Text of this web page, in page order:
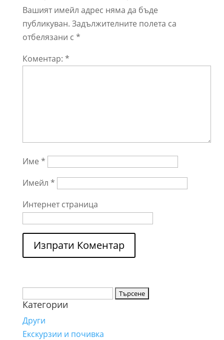
Вашият имейл адрес няма да бъде
публикуван. Задължителните полета са
отбелязани с *
Коментар: *
Име *
Имейл *
Интернет страница
за:
Категории
Други
Екскурзии и почивка